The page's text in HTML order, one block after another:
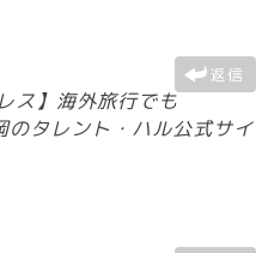
返信
ス】海外旅行でも
タレント・ハル公式サイ